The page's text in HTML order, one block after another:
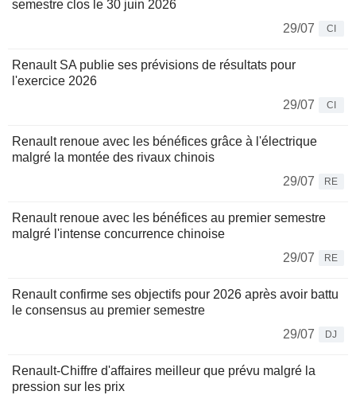
semestre clos le 30 juin 2026
29/07
CI
Renault SA publie ses prévisions de résultats pour
l'exercice 2026
29/07
CI
Renault renoue avec les bénéfices grâce à l'électrique
malgré la montée des rivaux chinois
29/07
RE
Renault renoue avec les bénéfices au premier semestre
malgré l'intense concurrence chinoise
29/07
RE
Renault confirme ses objectifs pour 2026 après avoir battu
le consensus au premier semestre
29/07
DJ
Renault-Chiffre d'affaires meilleur que prévu malgré la
pression sur les prix